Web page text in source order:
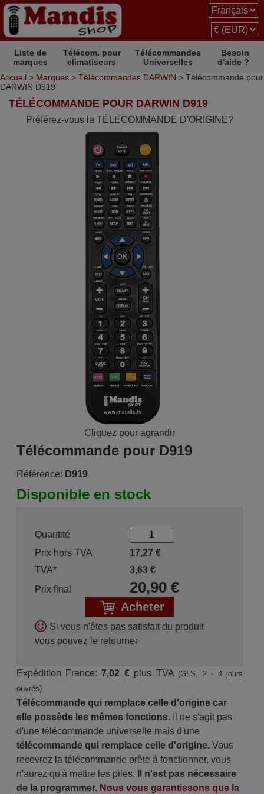
Liste de
marques
Télécom. pour
climatiseurs
Télécommandes
Universelles
Besoin
d'aide ?
Accueil > Marques > Télécommandes DARWIN > Télécommande pour
DARWIN D919
TÉLÉCOMMANDE POUR DARWIN D919
Préférez-vous la TÉLÉCOMMANDE D'ORIGINE?
Cliquez pour agrandir
Télécommande pour D919
Référence: D919
Disponible en stock
Quantité
Prix hors TVA
17,27 €
TVA*
3,63€
Prix final
20,90€
Acheter
Si vous n'êtes pas satisfait du produit
vous pouvez le retourner
Expédition France:7,02 €plus TVA (GLS, 2 - 4 jours
ouvrés)
Télécommande qui remplace celle d'origine car
elle possède les mêmes fonctions.Il ne s'agit pas
d'une télécommande universelle mais d'une
télécommande qui remplace celle d'origine.Vous
recevrez la télécommande prête à fonctionner, vous
n'aurez qu'à mettre les piles.
Il n'est pas nécessaire
de la programmer. Nous vous garantissons que la